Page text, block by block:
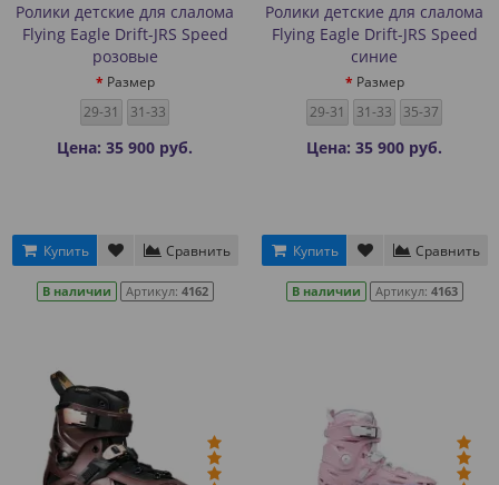
Ролики детские для слалома
Flying Eagle Drift-JRS Speed
розовые
Размер
29-31
31-33
Цена: 35 900 руб.
Купить Сравнить
В наличии Артикул: 4162
Ролики детские для слалома
Flying Eagle Drift-JRS Speed
синие
Размер
29-31
31-33 35-37
Цена: 35 900 руб.
Купить Сравнить
В наличии Артикул: 4163